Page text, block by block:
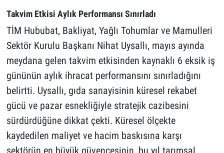
Takvim Etkisi Aylık Performansı Sınırladı
TİM Hububat, Bakliyat, Yağlı Tohumlar ve Mamulleri
Sektör Kurulu Başkanı Nihat Uysallı, mayıs ayında
meydana gelen takvim etkisinden kaynaklı 6 eksik iş
gününün aylık ihracat performansını sınırladığını
belirtti. Uysallı, gıda sanayisinin küresel rekabet
gücü ve pazar esnekliğiyle stratejik cazibesini
sürdürdüğüne dikkat çekti. Küresel ölçekte
kaydedilen maliyet ve hacim baskısına karşı
sektörün en büyük güvencesinin, bu yıl tarımsal